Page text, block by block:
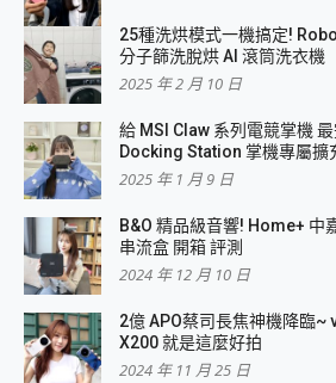
25種洗烘模式一機搞定!
分子篩洗脫烘 AI 滾筒洗衣機
2025 年 2 月 10 日
給 MSI Claw 系列電競掌機
Docking Station 掌機專屬擴
2025 年 1 月 9 日
B&O 精品級音響! Home+ 中
串流盒 開箱 評測
2024 年 12 月 10 日
2億 APO蔡司長焦神機降臨
X200 就是這麼好拍
2024 年 11 月 25 日